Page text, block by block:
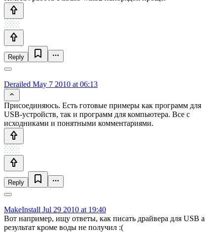
Reply
Derailed May 7 2010 at 06:13
Присоединяюсь. Есть готовые примеры как программ для
USB-устройств, так и программ для компьютера. Все с
исходниками и понятными комментариями.
Reply
MakeInstall Jul 29 2010 at 19:40
Вот например, ищу ответы, как писать драйвера для USB а
результат кроме воды не получил :(